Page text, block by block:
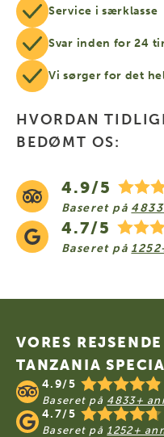
Service i særklasse
Svar inden for 24
Vi sørger for det
HVORDAN
BEDØMT OS:
4.9/5
Baseret på
4.7/5
Baseret på
VORES
TANZANIA
4.9/5
Baseret på 4833+
4.7/5
Baseret på1252+